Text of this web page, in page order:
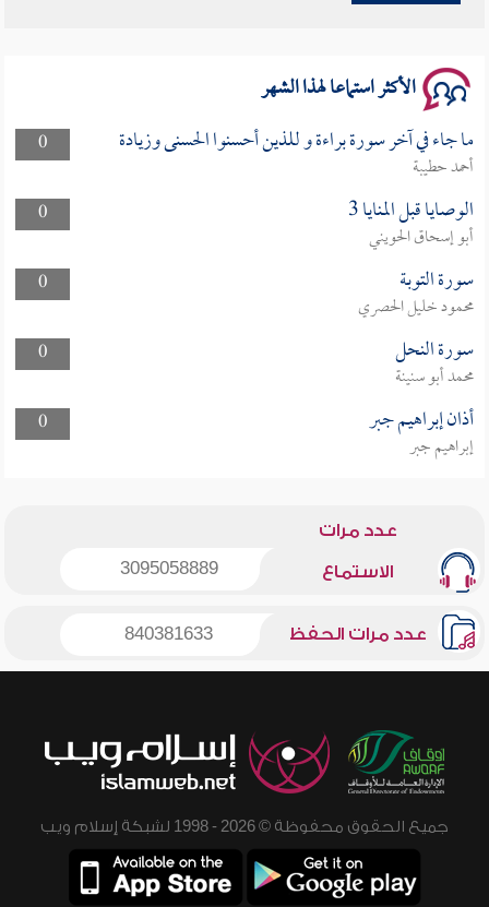
الأكثر استماعا لهذا الشهر
0 ما جاء في آخر سورة براءة و للذين أحسنوا الحسنى وزيادة
أحمد حطيبة
0
الوصايا قبل المنايا 3
أبو إسحاق الحويني
0
سورة التوبة
محمود خليل الحصري
0
سورة النحل
محمد أبو سنينة
0
أذان إبراهيم جبر
إبراهيم جبر
عدد مرات
الاستماع 3095058889
عدد مرات الحفظ 840381633
جميع الحقوق محفوظة © 2026 - 1998 لشبكة إسلام ويب